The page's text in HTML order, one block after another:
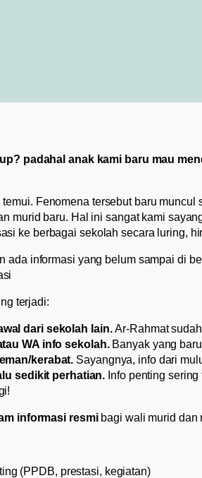
padahal anak kami baru mau
Fenomena tersebut baru
murid baru. Hal ini sangat kami
ke berbagai sekolah secara luring,
ada informasi yang belum sampai di
terjadi:
dari sekolah lain.Ar-Rahmat
WA info sekolah.Banyak yang
kerabat. Sayangnya, info dari
sedikit perhatian. Info penting
informasi resmibagi wali murid dan
(PPDB, prestasi, kegiatan)